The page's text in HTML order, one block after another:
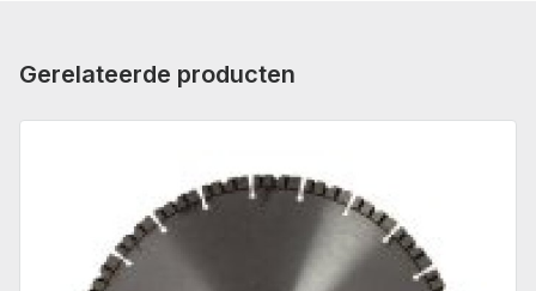
Gerelateerde producten